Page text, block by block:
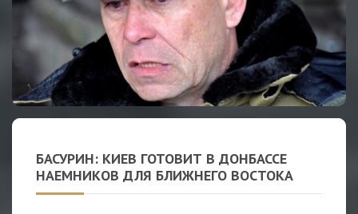
БАСУРИН: КИЕВ ГОТОВИТ В ДОНБАССЕ
НАЕМНИКОВ ДЛЯ БЛИЖНЕГО ВОСТОКА